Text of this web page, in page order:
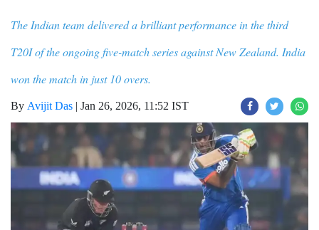
The Indian team delivered a brilliant performance in the third
T20I of the ongoing five-match series against New Zealand. India
won the match in just 10 overs.
By Avijit Das | Jan 26, 2026, 11:52 IST